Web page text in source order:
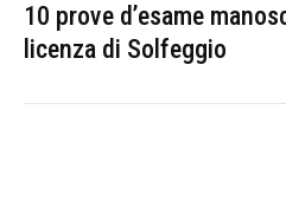
10 prove d’esame
licenza di Solfeggio